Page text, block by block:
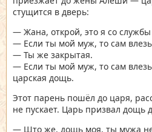
стущится в дверь:
— Жана, открой, это я со
— Если ты мой муж, то сам
— Ты же закрытая.
— Если ты мой муж, то сам
царская дощь.
Этот парень пошёл до царя,
не пускает. Царь призвал дощь
— Што же, дощь моя, ты мужа